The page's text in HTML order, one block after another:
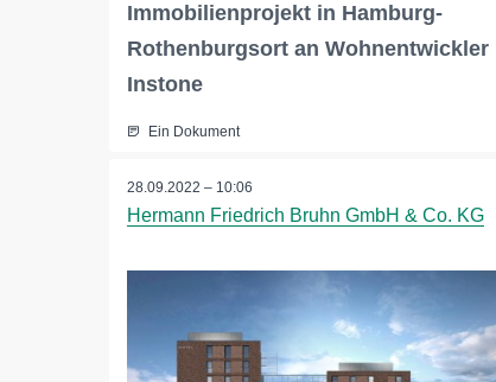
Immobilienprojekt in Hamburg-
Rothenburgsort an Wohnentwickler
Instone
Ein Dokument
28.09.2022 – 10:06
Hermann Friedrich Bruhn GmbH & Co. KG